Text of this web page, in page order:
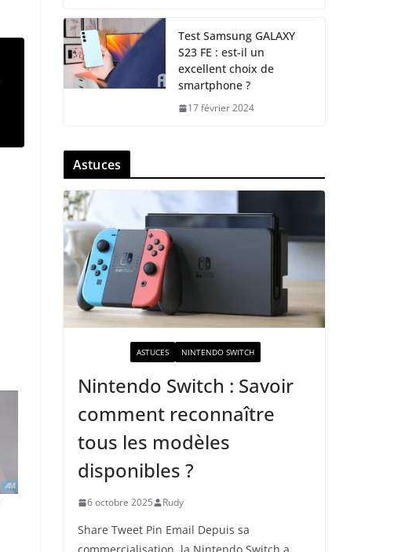
Test Samsung GALAXY
S23 FE : est-il un
excellent choix de
smartphone ?
17 février 2024
Astuces
ASTUCES NINTENDO SWITCH
Nintendo Switch : Savoir
comment reconnaître
tous les modèles
disponibles ?
6 octobre 2025 Rudy
Share Tweet Pin Email Depuis sa